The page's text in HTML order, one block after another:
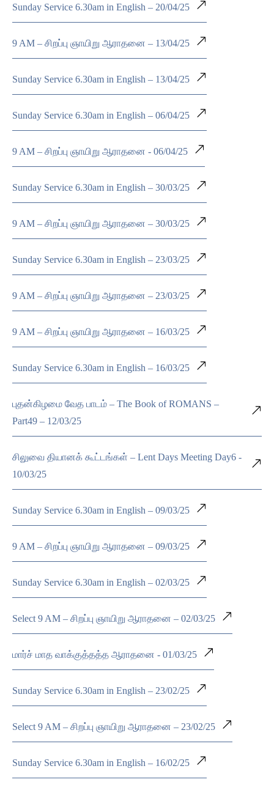
Sunday Service 6.30am in English – 20/04/25
9 AM – சிறப்பு ஞாயிறு ஆராதனை – 13/04/25
Sunday Service 6.30am in English – 13/04/25
Sunday Service 6.30am in English – 06/04/25
9 AM – சிறப்பு ஞாயிறு ஆராதனை - 06/04/25
Sunday Service 6.30am in English – 30/03/25
9 AM – சிறப்பு ஞாயிறு ஆராதனை – 30/03/25
Sunday Service 6.30am in English – 23/03/25
9 AM – சிறப்பு ஞாயிறு ஆராதனை – 23/03/25
9 AM – சிறப்பு ஞாயிறு ஆராதனை – 16/03/25
Sunday Service 6.30am in English – 16/03/25
புதன்கிழமை வேத பாடம் – The Book of ROMANS –
Part49 – 12/03/25
சிலுவை தியானக் கூட்டங்கள் – Lent Days Meeting Day6 -
10/03/25
Sunday Service 6.30am in English – 09/03/25
9 AM – சிறப்பு ஞாயிறு ஆராதனை – 09/03/25
Sunday Service 6.30am in English – 02/03/25
Select 9 AM – சிறப்பு ஞாயிறு ஆராதனை – 02/03/25
மார்ச் மாத வாக்குத்தத்த ஆராதனை - 01/03/25
Sunday Service 6.30am in English – 23/02/25
Select 9 AM – சிறப்பு ஞாயிறு ஆராதனை – 23/02/25
Sunday Service 6.30am in English – 16/02/25